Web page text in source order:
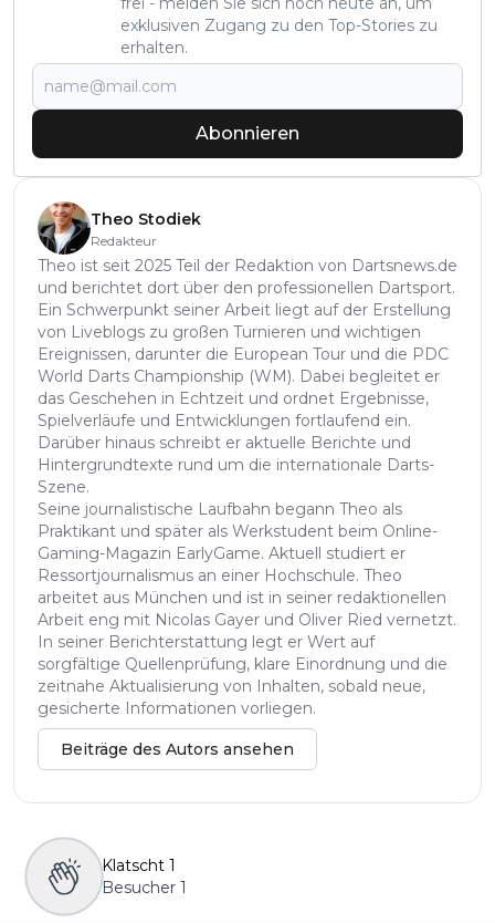
exklusiven Zugang zu den Top-Stories zu
erhalten.
Abonnieren
Theo Stodiek
Redakteur
Theo ist seit 2025 Teil der Redaktion von Dartsnews.de
und berichtet dort über den professionellen Dartsport.
Ein Schwerpunkt seiner Arbeit liegt auf der Erstellung
von Liveblogs zu großen Turnieren und wichtigen
Ereignissen, darunter die European Tour und die PDC
World Darts Championship (WM). Dabei begleitet er
das Geschehen in Echtzeit und ordnet Ergebnisse,
Spielverläufe und Entwicklungen fortlaufend ein.
Darüber hinaus schreibt er aktuelle Berichte und
Hintergrundtexte rund um die internationale Darts-
Szene.
Seine journalistische Laufbahn begann Theo als
Praktikant und später als Werkstudent beim Online-
Gaming-Magazin EarlyGame. Aktuell studiert er
Ressortjournalismus an einer Hochschule. Theo
arbeitet aus München und ist in seiner redaktionellen
Arbeit eng mit Nicolas Gayer und Oliver Ried vernetzt.
In seiner Berichterstattung legt er Wert auf
sorgfältige Quellenprüfung, klare Einordnung und die
zeitnahe Aktualisierung von Inhalten, sobald neue,
gesicherte Informationen vorliegen.
Beiträge des Autors ansehen
Klatscht 1
Besucher 1